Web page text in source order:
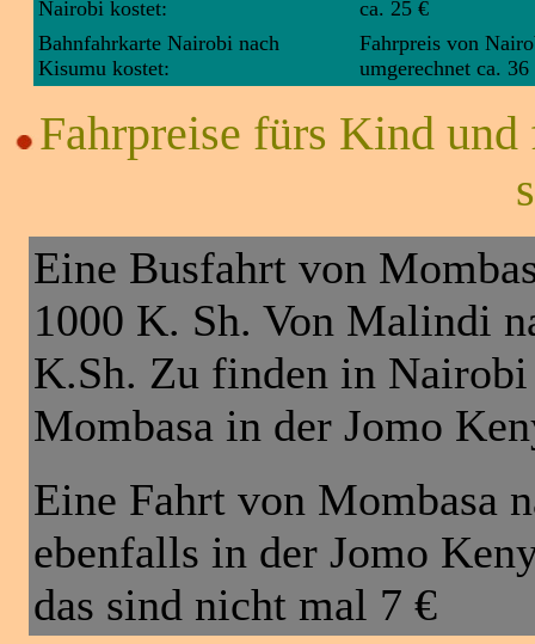
Nairobi kostet:
ca. 25 €
Bahnfahrkarte Nairobi nach
Kisumu kostet:
Fahrpreis von
umgerechnet ca. 36
Fahrpreise fürs Kind
Eine Busfahrt von
1000 K. Sh. Von Malindi
K.Sh. Zu finden in
Mombasa in der Jomo
Eine Fahrt von Mombasa
ebenfalls in der Jomo
das sind nicht mal 7 €